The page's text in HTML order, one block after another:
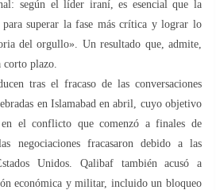
según el líder iraní, es esencial que la
para superar la fase más crítica y lograr lo
del orgullo». Un resultado que, admite,
plazo.
tras el fracaso de las conversaciones
en Islamabad en abril, cuyo objetivo
el conflicto que comenzó a finales de
negociaciones fracasaron debido a las
Unidos. Qalibaf también acusó a
económica y militar, incluido un bloqueo